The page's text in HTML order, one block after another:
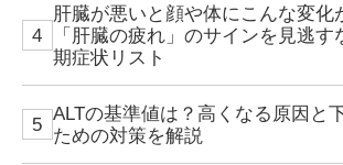
肝臓が悪いと顔や体にこんな変化
「肝臓の疲れ」のサインを見逃す
期症状リスト
ALTの基準値は？高くなる原因と
ための対策を解説